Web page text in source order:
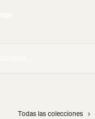
Todas las colecciones